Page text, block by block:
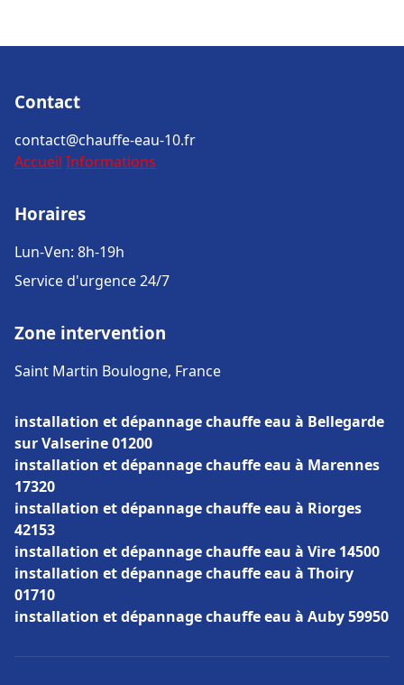
Contact
contact@chauffe-eau-10.fr
Accueil Informations
Horaires
Lun-Ven: 8h-19h
Service d'urgence 24/7
Zone intervention
Saint Martin Boulogne, France
installation et dépannage chauffe eau à Bellegarde
sur Valserine 01200
installation et dépannage chauffe eau à Marennes
17320
installation et dépannage chauffe eau à Riorges
42153
installation et dépannage chauffe eau à Vire 14500
installation et dépannage chauffe eau à Thoiry
01710
installation et dépannage chauffe eau à Auby 59950